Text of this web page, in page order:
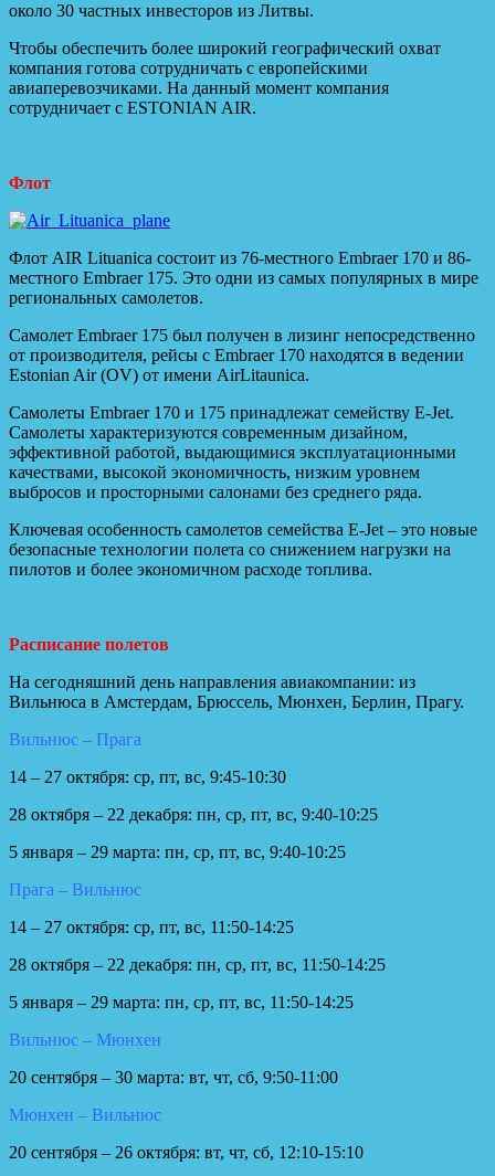
около 30 частных инвесторов из Литвы.
Чтобы обеспечить более широкий географический охват
компания готова сотрудничать с европейскими
авиаперевозчиками. На данный момент компания
сотрудничает с ESTONIAN AIR.
Флот
Флот AIR Lituanica состоит из 76-местного Embraer 170 и 86-
местного Embraer 175. Это одни из самых популярных в мире
региональных самолетов.
Самолет Embraer 175 был получен в лизинг непосредственно
от производителя, рейсы с Embraer 170 находятся в ведении
Estonian Air (OV) от имени AirLitaunica.
Самолеты Embraer 170 и 175 принадлежат семейству E-Jet.
Самолеты характеризуются современным дизайном,
эффективной работой, выдающимися эксплуатационными
качествами, высокой экономичность, низким уровнем
выбросов и просторными салонами без среднего ряда.
Ключевая особенность самолетов семейства E-Jet – это новые
безопасные технологии полета со снижением нагрузки на
пилотов и более экономичном расходе топлива.
Расписание полетов
На сегодняшний день направления авиакомпании: из
Вильнюса в Амстердам, Брюссель, Мюнхен, Берлин, Прагу.
Вильнюс – Прага
14 – 27 октября: ср, пт, вс, 9:45-10:30
28 октября – 22 декабря: пн, ср, пт, вс, 9:40-10:25
5 января – 29 марта: пн, ср, пт, вс, 9:40-10:25
Прага – Вильнюс
14 – 27 октября: ср, пт, вс, 11:50-14:25
28 октября – 22 декабря: пн, ср, пт, вс, 11:50-14:25
5 января – 29 марта: пн, ср, пт, вс, 11:50-14:25
Вильнюс – Мюнхен
20 сентября – 30 марта: вт, чт, сб, 9:50-11:00
Мюнхен – Вильнюс
20 сентября – 26 октября: вт, чт, сб, 12:10-15:10